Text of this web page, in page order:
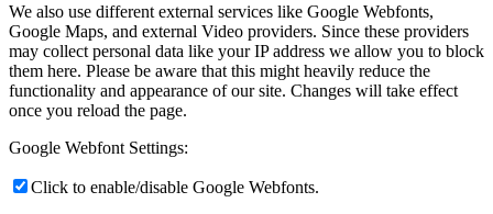
We also use different external services like Google Webfonts,
Google Maps, and external Video providers. Since these providers
may collect personal data like your IP address we allow you to block
them here. Please be aware that this might heavily reduce the
functionality and appearance of our site. Changes will take effect
once you reload the page.
Google Webfont Settings:
Click to enable/disable Google Webfonts.